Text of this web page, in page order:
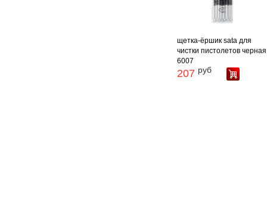
щетка-ёршик sata для
чистки пистолетов черная
6007
207 руб